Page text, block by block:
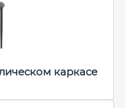
каркасе